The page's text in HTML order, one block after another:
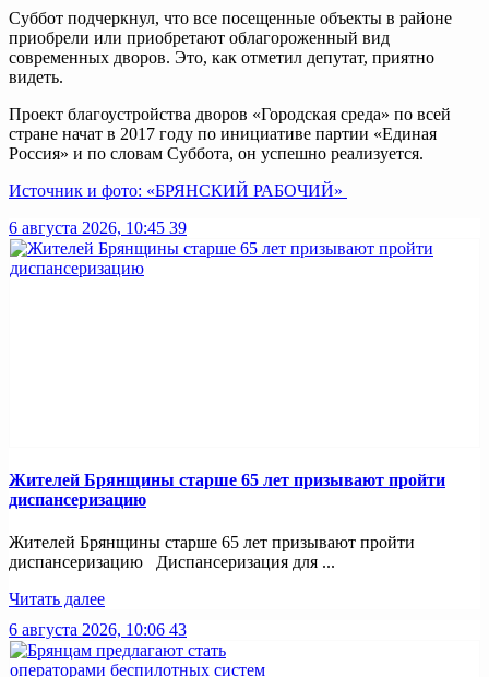
Суббот подчеркнул, что все посещенные объекты в районе
приобрели или приобретают облагороженный вид
современных дворов. Это, как отметил депутат, приятно
видеть.
Проект благоустройства дворов «Городская среда» по всей
стране начат в 2017 году по инициативе партии «Единая
Россия» и по словам Суббота, он успешно реализуется.
Источник и фото: «БРЯНСКИЙ РАБОЧИЙ»
6 августа 2026, 10:45 39
Жителей Брянщины старше 65 лет призывают пройти
диспансеризацию
Жителей Брянщины старше 65 лет призывают пройти
диспансеризацию Диспансеризация для ...
Читать далее
6 августа 2026, 10:06 43